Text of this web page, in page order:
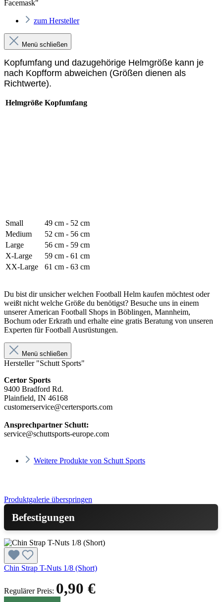
Facemask"
zum Hersteller
Menü schließen
Kopfumfang und dazugehörige Helmgröße kann je
nach Kopfform abweichen (Größen dienen als
Richtwerte).
Helmgröße Kopfumfang
Small
49 cm - 52 cm
Medium
52 cm - 56 cm
Large
56 cm - 59 cm
X-Large
59 cm - 61 cm
XX-Large
61 cm - 63 cm
Du bist dir unsicher welchen Football Helm kaufen möchtest oder
weißt nicht welche Größe du benötigst? Besuche uns in einem
unserer American Football Shops in Böblingen, Mannheim,
Bochum oder Erkrath und erhalte eine gratis Beratung von unseren
Experten für Football Ausrüstungen.
Menü schließen
Hersteller "Schutt Sports"
Certor Sports
9400 Bradford Rd.
Plainfield, IN 46168
customerservice@certersports.com
Ansprechpartner Schutt:
service@schuttsports-europe.com
Weitere Produkte von Schutt Sports
Produktgalerie überspringen
Befestigungen
Chin Strap T-Nuts 1/8 (Short)
Regulärer Preis: 0,90 €